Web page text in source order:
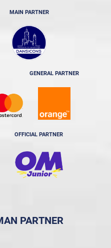
MAIN PARTNER
GENERAL PARTNER
OFFICIAL PARTNER
PARTNER